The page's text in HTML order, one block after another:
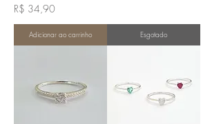
Preço
R$ 34,90
Adicionar ao carrinho Esgotado